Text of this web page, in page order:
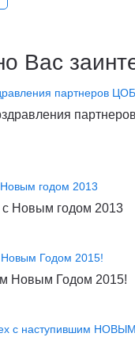
Вас
партнеров
годом 2013
с Новым годом 2013
Годом 2015!
Новым Годом 2015!
с наступившим